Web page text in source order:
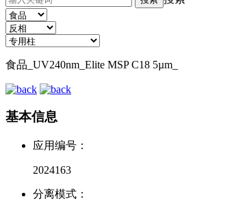
食品_UV240nm_Elite MSP C18 5µm_
基本信息
应用编号：
2024163
分离模式：